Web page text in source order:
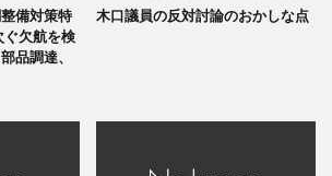
備対策特
ぐ欠航を検
品調達、
木口議員の反対討論のおかしな点